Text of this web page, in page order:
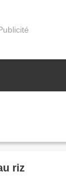
riz